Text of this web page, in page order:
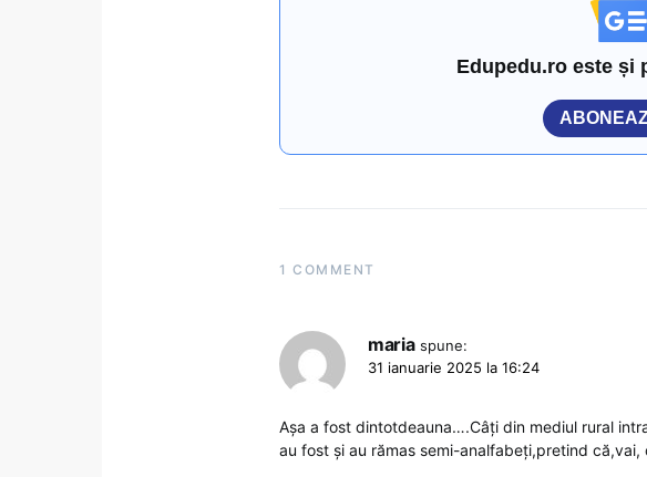
Edupedu.ro este și
1 COMMENT
maria spune:
31 ianuarie 2025 la 16:24
Așa a fost dintotdeauna….Câți din mediul rural
au fost și au rămas semi-analfabeți,pretind